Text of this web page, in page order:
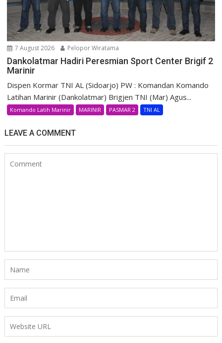
7 August 2026 Pelopor Wiratama
Dankolatmar Hadiri Peresmian Sport Center Brigif 2
Marinir
Dispen Kormar TNI AL (Sidoarjo) PW : Komandan Komando
Latihan Marinir (Dankolatmar) Brigjen TNI (Mar) Agus...
Komando Latih Marinir MARINIR PASMAR 2 TNI AL
LEAVE A COMMENT